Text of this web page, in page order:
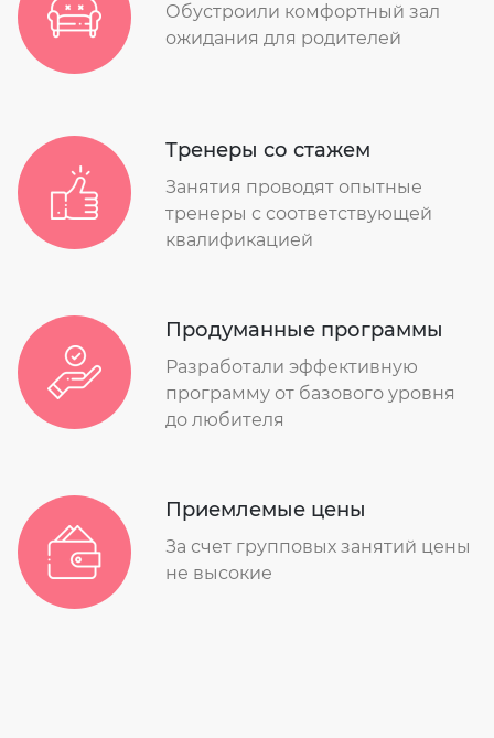
Обустроили комфортный зал
ожидания для родителей
Тренеры со стажем
Занятия проводят опытные
тренеры с соответствующей
квалификацией
Продуманные программы
Разработали эффективную
программу от базового уровня
до любителя
Приемлемые цены
За счет групповых занятий цены
не высокие